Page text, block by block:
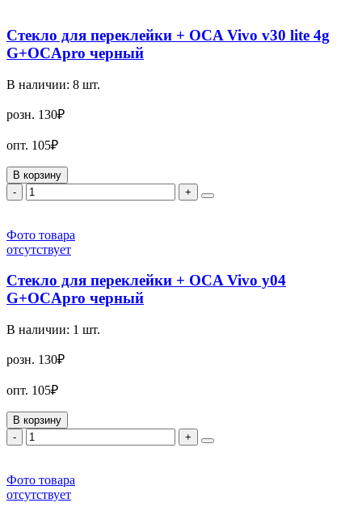
Стекло для переклейки + OCA Vivo v30 lite 4g
G+OCApro черный
В наличии: 8 шт.
розн. 130₽
опт. 105₽
В корзину
-
+
Фото товара
отсутствует
Стекло для переклейки + OCA Vivo y04
G+OCApro черный
В наличии: 1 шт.
розн. 130₽
опт. 105₽
В корзину
-
+
Фото товара
отсутствует